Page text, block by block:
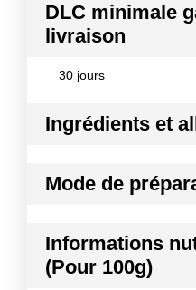
DLC minimale
livraison
30 jours
Ingrédients et
Viande de porcelet
E 316
Allergènes :
Mode de
enfournez à 220°C
minimum jusqu¿à
Informations
(Pour 100g)